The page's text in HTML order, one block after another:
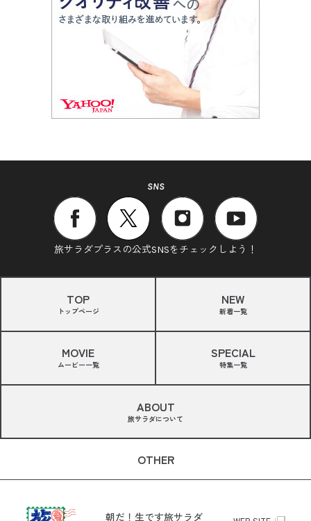
SNS
旅サラダプラスの公式SNSをチェックしよう！
TOP
トップページ
NEW
新着一覧
MOVIE
ムービー一覧
SPECIAL
特集一覧
ABOUT
旅サラダについて
OTHER
朝だ！生です旅サラダ